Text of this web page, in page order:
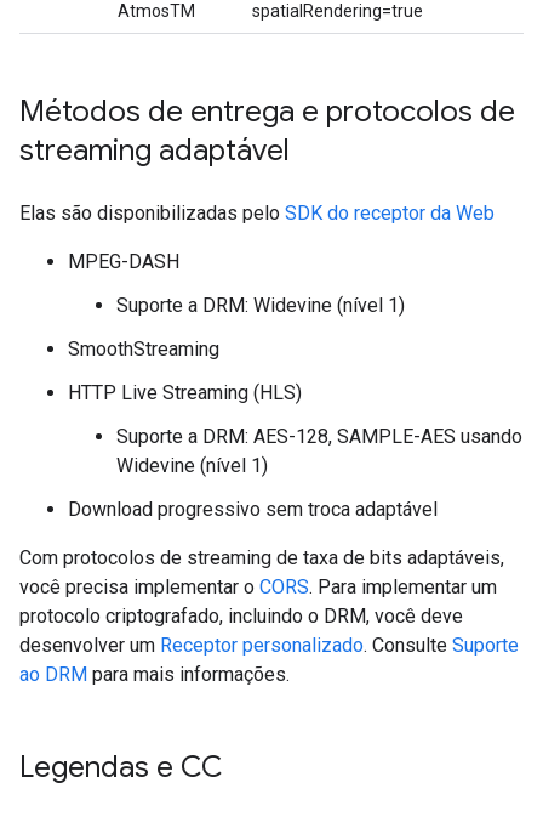
AtmosTM
spatialRendering=true
Métodos de entrega e protocolos de
streaming adaptável
Elas são disponibilizadas pelo SDK do receptor da Web
MPEG-DASH
Suporte a DRM: Widevine (nível 1)
SmoothStreaming
HTTP Live Streaming (HLS)
Suporte a DRM: AES-128, SAMPLE-AES usando
Widevine (nível 1)
Download progressivo sem troca adaptável
Com protocolos de streaming de taxa de bits adaptáveis,
você precisa implementar o CORS. Para implementar um
protocolo criptografado, incluindo o DRM, você deve
desenvolver um Receptor personalizado. Consulte Suporte
ao DRM para mais informações.
Legendas e CC